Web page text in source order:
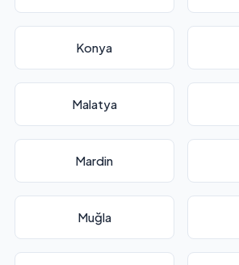
Konya
Malatya
Mardin
Muğla